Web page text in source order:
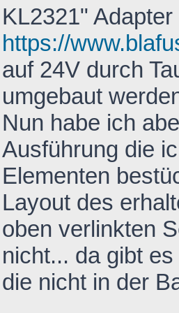
KL2321"
https://
auf 24V durch
umgebaut
Nun habe ich
Ausführung die
Elementen
Layout des
oben verlinkten
nicht... da gibt
die nicht in der